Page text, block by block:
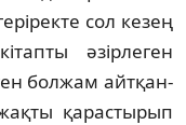
сол кезең
әзірлеген
болжам айт­қан­
қарас­ты­рып